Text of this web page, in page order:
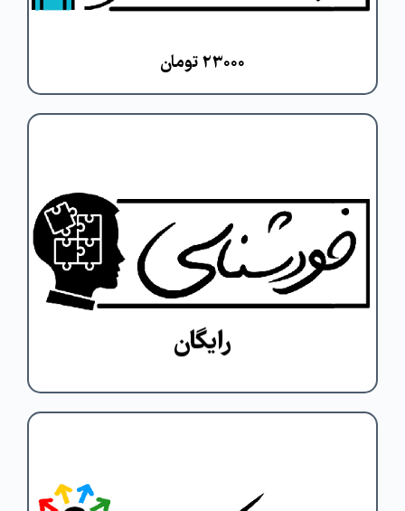
۲۳۰۰۰ تومان
مشاهده دوره
رایگان
رضایت درونی برسیم چون سبب می شود بدانیم
چه چیز هایی ما را خوشحال می کند و از چه
چیزهایی انرژی و انگیزه می گیریم.
مشاهده دوره
با تعدادی گزینه مواجه هستیم. چون تا